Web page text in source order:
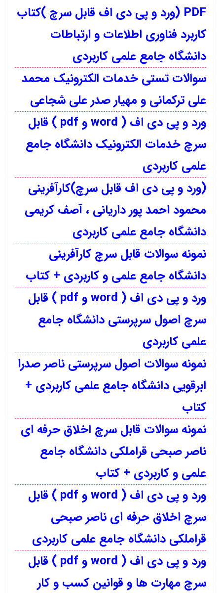
PDF (ورد و پی دی اف قابل سرچ )کتاب
کاربرد فناوری اطلاعات و ارتباطات
دانشگاه جامع علمی کاربردی
سوالات تستی خدمات الکترونیک محمد
علی ترکمانی و مهیار صدر علی شجاعی
ورد و پی دی اف ( word و pdf ) قابل
سرچ خدمات الکترونیک دانشگاه جامع
علمی کاربردی
(ورد و پی دی اف قابل سرچ)کارآفرینی
محمود احمد پور داریانی ، آصف کریمی
دانشگاه جامع علمی کاربردی
نمونه سوالات قابل سرچ کارآفرینی
دانشگاه جامع علمی و کاربردی + کتاب
ورد و پی دی اف ( word و pdf ) قابل
سرچ اصول سرپرستی دانشگاه جامع
علمی کاربردی
نمونه سوالات اصول سرپرستی ناصر صدرا
ابرقویی دانشگاه جامع علمی کاربردی +
کتاب
نمونه سوالات قابل سرچ اخلاق حرفه ای
ناصر صبحی قراملکی دانشگاه جامع
علمی و کاربردی + کتاب
ورد و پی دی اف ( word و pdf ) قابل
سرچ اخلاق حرفه ای ناصر صبحی
قراملکی دانشگاه جامع علمی کاربردی
ورد و پی دی اف ( word و pdf ) قابل
سرچ مهارت ها و قوانین کسب و کار